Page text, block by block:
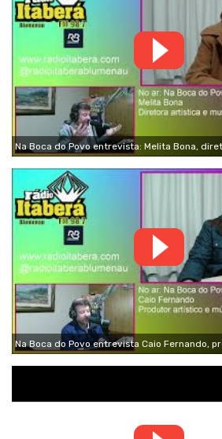
Na Boca do Povo entrevista: Melita Bona,
Na Boca do Povo entrevista Caio Fernando,